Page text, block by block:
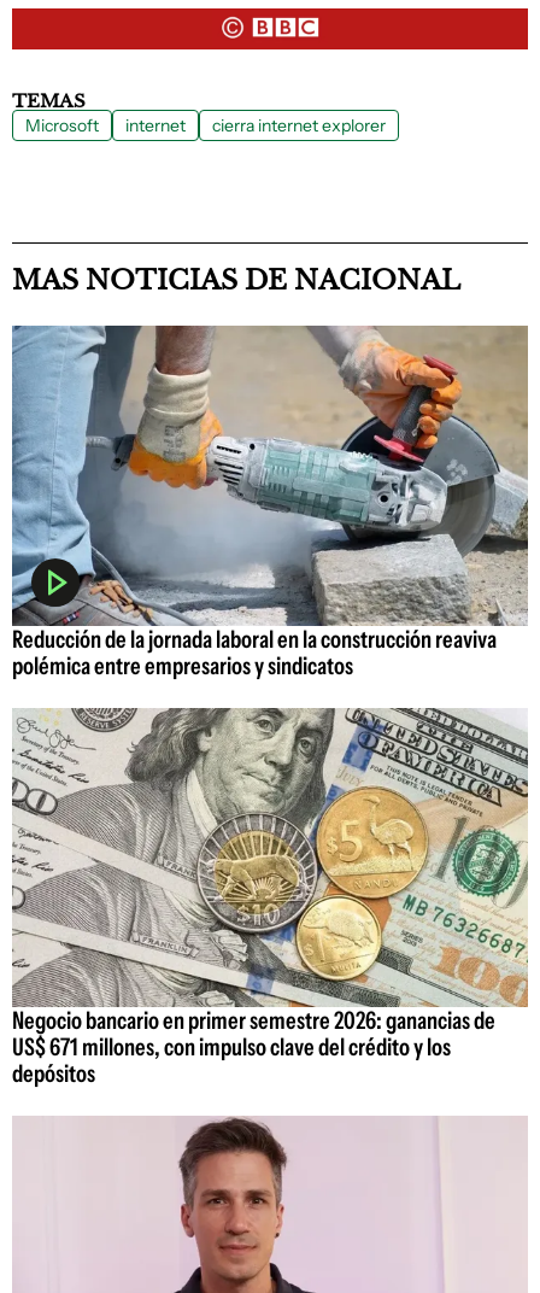
TEMAS
Microsoft internet cierra internet explorer
MAS NOTICIAS DE NACIONAL
Reducción de la jornada laboral en la construcción reaviva
polémica entre empresarios y sindicatos
Negocio bancario en primer semestre 2026: ganancias de
US$ 671 millones, con impulso clave del crédito y los
depósitos